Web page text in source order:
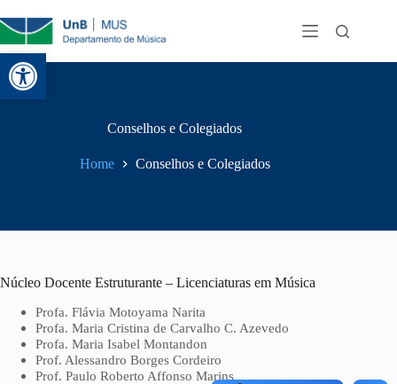
Abrir a barra de ferramentas
Conselhos e Colegiados
Home Conselhos e Colegiados
Núcleo Docente Estruturante – Licenciaturas em Música
Profa. Flávia Motoyama Narita
Profa. Maria Cristina de Carvalho C. Azevedo
Profa. Maria Isabel Montandon
Prof. Alessandro Borges Cordeiro
Prof. Paulo Roberto Affonso Marins